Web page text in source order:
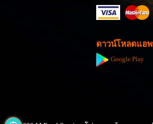
ดาวน์โหลดแอ
Google Play